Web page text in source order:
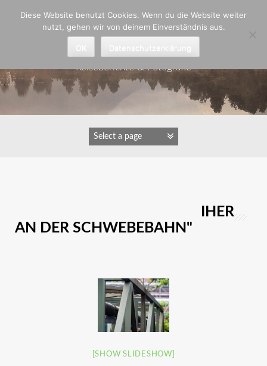
Astrid Padberg
Reiseberichte & Fotografie
IMAGES TAGGED "GRAUREIHER
AN DER SCHWEBEBAHN"
[SHOW SLIDESHOW]
Diese Website benutzt Cookies. Wenn du die Website weiter
nutzt, gehen wir von deinem Einverständnis aus.